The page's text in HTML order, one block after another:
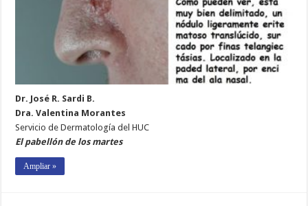
Dr. José R. Sardi B.
Dra. Valentina Morantes
Servicio de Dermatología del HUC
El pabellón de los martes
Ampliar »